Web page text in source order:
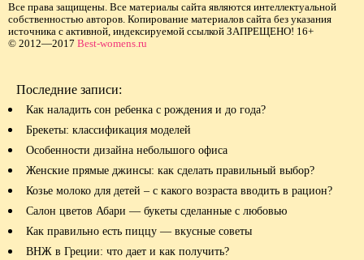
Все права защищены. Все материалы сайта являются интеллектуальной
собственностью авторов. Копирование материалов сайта без указания
источника с активной, индексируемой ссылкой ЗАПРЕЩЕНО! 16+
© 2012—2017 Best-womens.ru
Последние записи:
Как наладить сон ребенка с рождения и до года?
Брекеты: классификация моделей
Особенности дизайна небольшого офиса
Женские прямые джинсы: как сделать правильный выбор?
Козье молоко для детей – с какого возраста вводить в рацион?
Салон цветов Абари — букеты сделанные с любовью
Как правильно есть пиццу — вкусные советы
ВНЖ в Греции: что дает и как получить?